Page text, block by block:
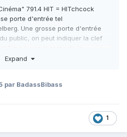
791.4 HIT = HITchcock
porte d'entrée tel
Une grosse porte d'entrée
public, on peut indiquer la clef
Expand
par BadassBibass
1